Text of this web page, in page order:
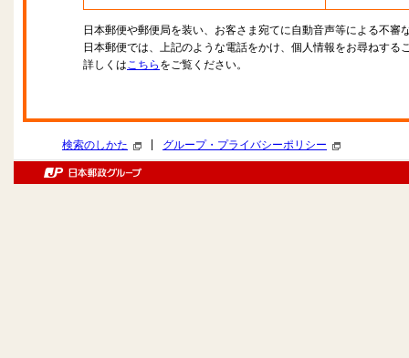
日本郵便や郵便局を装い、お客さま宛てに自動音声等による不審
日本郵便では、上記のような電話をかけ、個人情報をお尋ねする
詳しくはこちら をご覧ください。
検索のしかた グループ・プライバシーポリシー